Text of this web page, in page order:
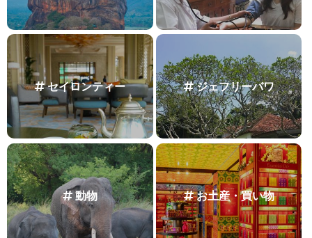
セイロンティー ジェフリーバワ
動物 お土産・買い物